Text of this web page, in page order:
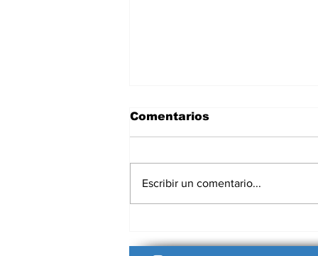
cadena nacional una
Comentarios
Escribir un comentario...